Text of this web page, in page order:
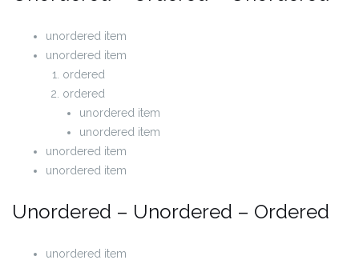
unordered item
unordered item
ordered
ordered
unordered item
unordered item
unordered item
unordered item
Unordered – Unordered – Ordered
unordered item